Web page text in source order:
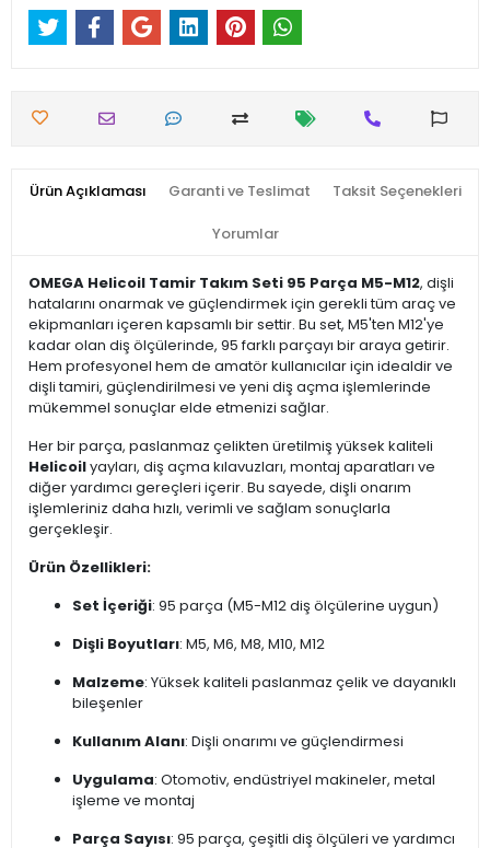
Ürün Açıklaması Garanti ve Teslimat Taksit Seçenekleri
Yorumlar
OMEGA Helicoil Tamir Takım Seti 95 Parça M5-M12, dişli
hatalarını onarmak ve güçlendirmek için gerekli tüm araç ve
ekipmanları içeren kapsamlı bir settir. Bu set, M5'ten M12'ye
kadar olan diş ölçülerinde, 95 farklı parçayı bir araya getirir.
Hem profesyonel hem de amatör kullanıcılar için idealdir ve
dişli tamiri, güçlendirilmesi ve yeni diş açma işlemlerinde
mükemmel sonuçlar elde etmenizi sağlar.
Her bir parça, paslanmaz çelikten üretilmiş yüksek kaliteli
Helicoilyayları, diş açma kılavuzları, montaj aparatları ve
diğer yardımcı gereçleri içerir. Bu sayede, dişli onarım
işlemleriniz daha hızlı, verimli ve sağlam sonuçlarla
gerçekleşir.
Ürün Özellikleri:
Set İçeriği: 95 parça (M5-M12 diş ölçülerine uygun)
Dişli Boyutları: M5, M6, M8, M10, M12
Malzeme: Yüksek kaliteli paslanmaz çelik ve dayanıklı
bileşenler
Kullanım Alanı: Dişli onarımı ve güçlendirmesi
Uygulama: Otomotiv, endüstriyel makineler, metal
işleme ve montaj
Parça Sayısı: 95 parça, çeşitli diş ölçüleri ve yardımcı